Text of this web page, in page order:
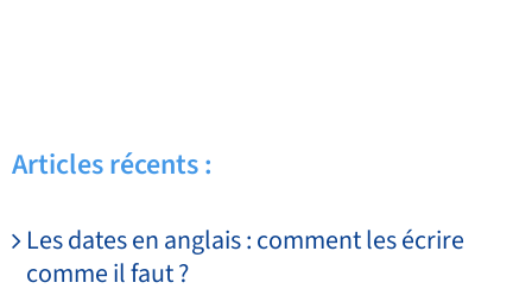
Articles récents :
Les dates en anglais : comment les écrire
comme il faut ?